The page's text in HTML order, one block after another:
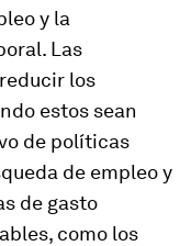
y la
Las
los
estos sean
de políticas
de empleo y
de gasto
como los